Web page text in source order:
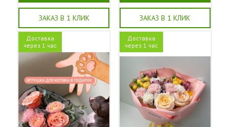
ЗАКАЗ В 1 КЛИК ЗАКАЗ В 1 КЛИК
Доставка
через 1 час
Доставка
через 1 час